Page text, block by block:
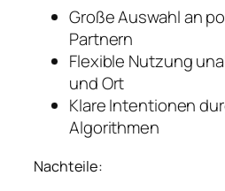
Große Auswahl an
Partnern
Flexible Nutzung
und Ort
Klare Intentionen
Algorithmen
Nachteile: